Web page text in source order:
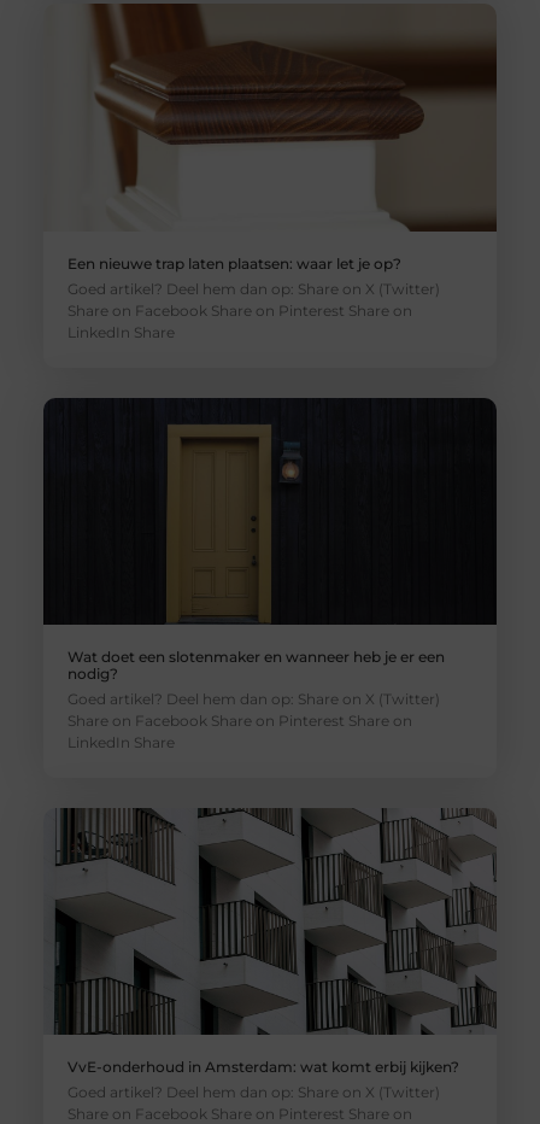
Een nieuwe trap laten plaatsen: waar let je op?
Goed artikel? Deel hem dan op: Share on X (Twitter)
Share on Facebook Share on Pinterest Share on
LinkedIn Share
Wat doet een slotenmaker en wanneer heb je er een
nodig?
Goed artikel? Deel hem dan op: Share on X (Twitter)
Share on Facebook Share on Pinterest Share on
LinkedIn Share
VvE-onderhoud in Amsterdam: wat komt erbij kijken?
Goed artikel? Deel hem dan op: Share on X (Twitter)
Share on Facebook Share on Pinterest Share on